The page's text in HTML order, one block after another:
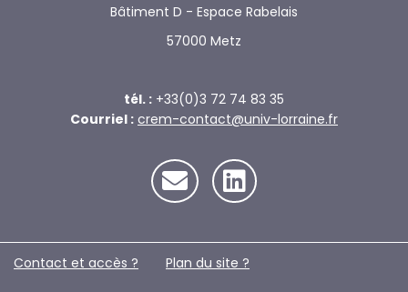
Bâtiment D - Espace Rabelais
57000 Metz
tél. : +33(0)3 72 74 83 35
Courriel : crem-contact@univ-lorraine.fr
Contact et accès ? Plan du site ?️